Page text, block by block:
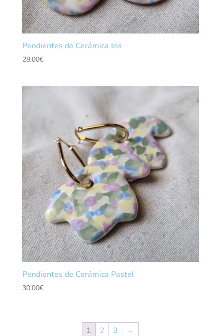
Pendientes de Cerámica Iris
28,00€
Pendientes de Cerámica Pastel
30,00€
1 2 3 →